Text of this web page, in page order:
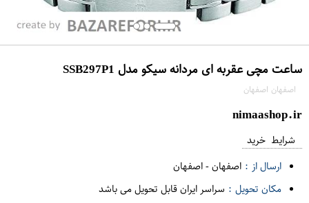
ساعت مچی عقربه ای مردانه سیکو مدل SSB297P1
اصفهان اصفهان
nimaashop.ir
شرایط خرید
ارسال از : اصفهان-اصفهان
مکان تحویل : سراسر ایران قابل تحویل می باشد